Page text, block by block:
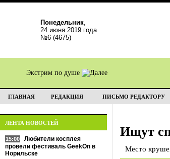
Понедельник,
24 июня 2019 года
№6 (4675)
Экстрим по душе
ГЛАВНАЯ РЕДАКЦИЯ ПИСЬМО РЕДАКТОРУ
ЛЕНТА НОВОСТЕЙ
15:00
Любители косплея
провели фестиваль GeekOn в
Норильске
Ищут
Место